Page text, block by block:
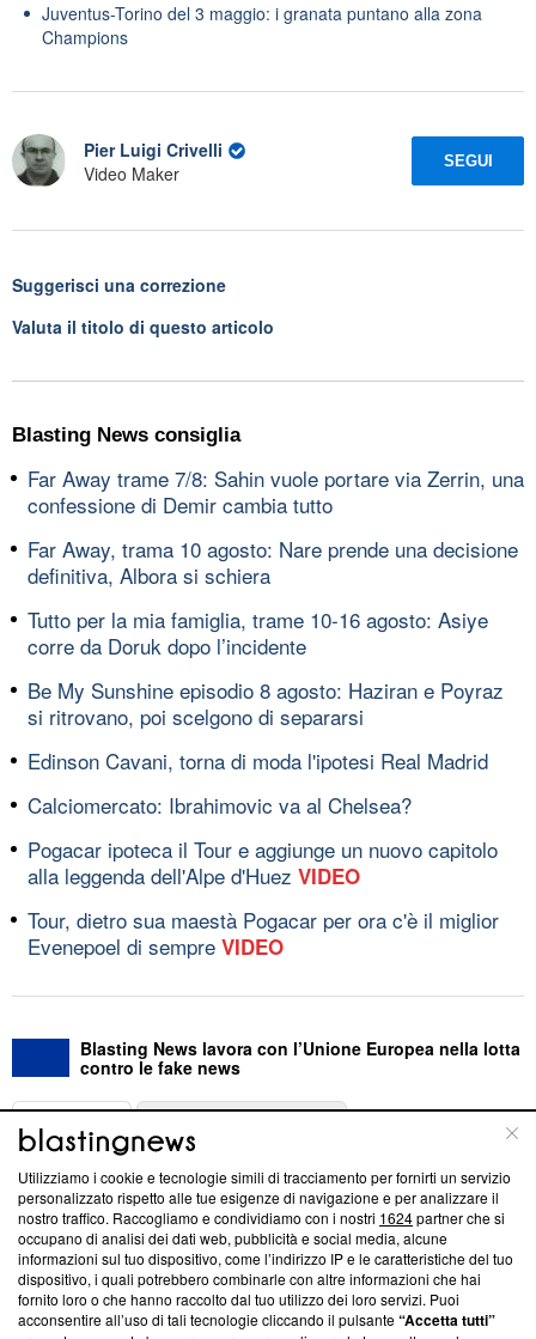
Juventus-Torino del 3 maggio: i granata puntano alla zona
Champions
Pier Luigi Crivelli
Video Maker
SEGUI
Suggerisci una correzione
Valuta il titolo di questo articolo
Blasting News consiglia
Far Away trame 7/8: Sahin vuole portare via Zerrin, una
confessione di Demir cambia tutto
Far Away, trama 10 agosto: Nare prende una decisione
definitiva, Albora si schiera
Tutto per la mia famiglia, trame 10-16 agosto: Asiye
corre da Doruk dopo l’incidente
Be My Sunshine episodio 8 agosto: Haziran e Poyraz
si ritrovano, poi scelgono di separarsi
Edinson Cavani, torna di moda l'ipotesi Real Madrid
Calciomercato: Ibrahimovic va al Chelsea?
Pogacar ipoteca il Tour e aggiunge un nuovo capitolo
alla leggenda dell'Alpe d'Huez VIDEO
Tour, dietro sua maestà Pogacar per ora c'è il miglior
Evenepoel di sempre VIDEO
Blasting News lavora con l’Unione Europea nella lotta
contro le fake news
ABOUT
Questa sezione offre informazioni trasparenti su Blasting
News, sui nostri processi editoriali e su come ci impegniamo a
creare news di qualità. Inoltre, afferma la nostra aderenza a
‘Trust Project - News with Integrity’Blasting News non è
ancora membro del programma, ma ha richiesto di farne
parte; Trust Project non ha ancora effettuato una verifica di
Utilizziamo i cookie e tecnologie simili di tracciamento per fornirti un servizio
personalizzato rispetto alle tue esigenze di navigazione e per analizzare il
nostro traffico. Raccogliamo e condividiamo con i nostri 1624partner che si
occupano di analisi dei dati web, pubblicità e social media, alcune
informazioni sul tuo dispositivo, come l’indirizzo IP e le caratteristiche del tuo
dispositivo, i quali potrebbero combinarle con altre informazioni che hai
fornito loro o che hanno raccolto dal tuo utilizzo dei loro servizi. Puoi
acconsentire all’uso di tali tecnologie cliccando il pulsante“Accetta tutti”